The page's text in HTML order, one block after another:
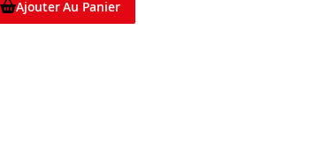
Ajouter Au Panier